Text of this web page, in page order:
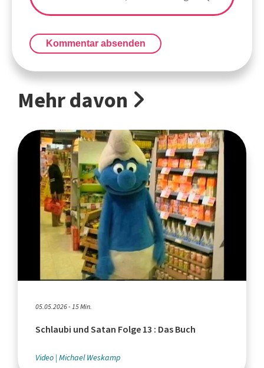
Kommentar absenden
Mehr davon
05.05.2026 - 15 Min.
Schlaubi und Satan Folge 13 : Das Buch
Video Michael Weskamp